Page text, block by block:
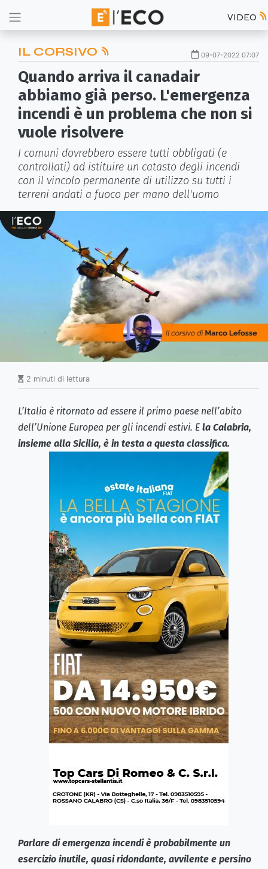
VIDEO
IL CORSIVO 09-07-2022 07:07
Quando arriva il canadair
abbiamo già perso. L'emergenza
incendi è un problema che non si
vuole risolvere
I comuni dovrebbero essere tutti obbligati (e
controllati) ad istituire un catasto degli incendi
con il vincolo permanente di utilizzo su tutti i
terreni andati a fuoco per mano dell'uomo
2 minuti di lettura
L’Italia è ritornato ad essere il primo paese nell’abito
dell’Unione Europea per gli incendi estivi. Ela Calabria,
insieme alla Sicilia, è in testa a questa classifica.
Parlare di emergenza incendi è probabilmente un
esercizio inutile, quasi ridondante, avvilente e persino